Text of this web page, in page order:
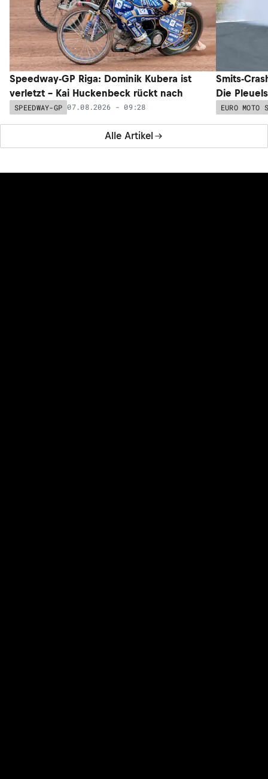
Alle Artikel
Speedway-GP Riga: Dominik Kubera ist
verletzt – Kai Huckenbeck rückt nach
SPEEDWAY-GP 07.08.2026 - 09:28
Smits-
Die
EURO MOTO